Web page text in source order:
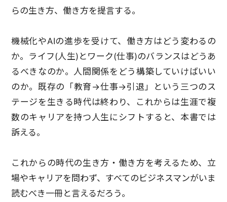
らの生き方、働き方を提言する。
機械化やAIの進歩を受けて、働き方はどう変わるの
か。ライフ(人生)とワーク(仕事)のバランスはどうあ
るべきなのか。人間関係をどう構築していけばいい
のか。既存の「教育→仕事→引退」という三つのス
テージを生きる時代は終わり、これからは生涯で複
数のキャリアを持つ人生にシフトすると、本書では
訴える。
これからの時代の生き方・働き方を考えるため、立
場やキャリアを問わず、すべてのビジネスマンがいま
読むべき一冊と言えるだろう。